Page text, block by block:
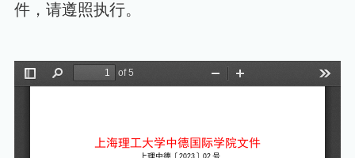
件，请遵照执行。